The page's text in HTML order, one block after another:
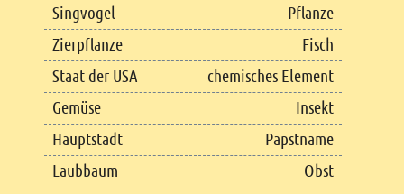
Singvogel
Pflanze
Zierpflanze
Fisch
Staat der USA
chemisches Element
Gemüse
Insekt
Hauptstadt
Papstname
Laubbaum
Obst